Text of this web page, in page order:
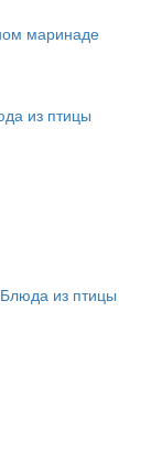
маринаде
из птицы
Блюда из птицы